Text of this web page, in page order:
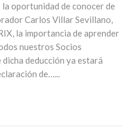
oportunidad de conocer de
Carlos Villar Sevillano,
la importancia de aprender
nuestros Socios
deducción ya estará
de…...